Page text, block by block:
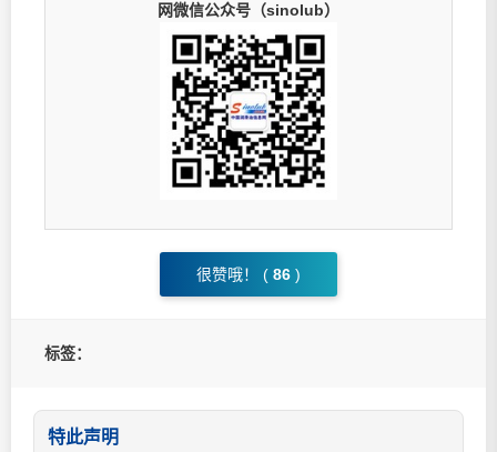
网微信公众号（sinolub）
很赞哦！ ( 86 )
标签：
特此声明